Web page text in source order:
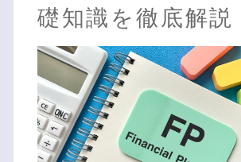
礎知識を徹底解説